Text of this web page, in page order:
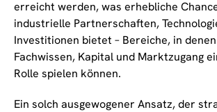
erreicht werden, was erhebliche
industrielle Partnerschaften,
Investitionen bietet – Bereiche, in
Fachwissen, Kapital und Marktzugang
Rolle spielen können.
Ein solch ausgewogener Ansatz, der